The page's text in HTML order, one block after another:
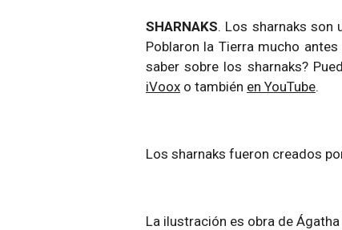
SHARNAKS. Los sharnaks son
Poblaron la Tierra mucho
saber sobre los sharnaks?
iVoox o también en YouTube.
Los sharnaks fueron creados
La ilustración es obra de